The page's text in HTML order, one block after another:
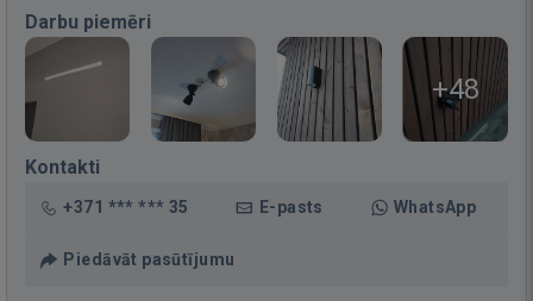
Darbu piemēri
+48
Kontakti
+371 *** *** 35 E-pasts WhatsApp
Piedāvāt pasūtījumu